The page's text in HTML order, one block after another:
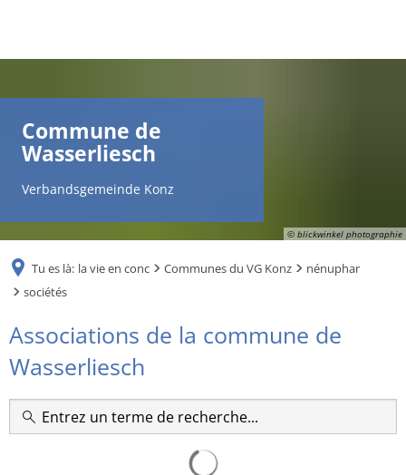
NL
TR
RU
© blickwinkel photographie
Commune de
Wasserliesch
Verbandsgemeinde Konz
Tu es là: la vie en conc Communes du VG Konz
nénuphar
sociétés
sociétés
Associations de la commune de
Wasserliesch